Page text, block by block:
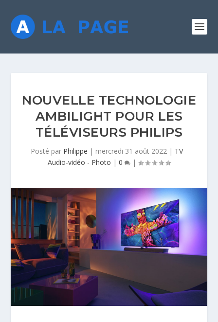
NOUVELLE TECHNOLOGIE
AMBILIGHT POUR LES
TÉLÉVISEURS PHILIPS
Posté par Philippe | mercredi 31 août 2022 | TV -
Audio-vidéo - Photo | 0 |